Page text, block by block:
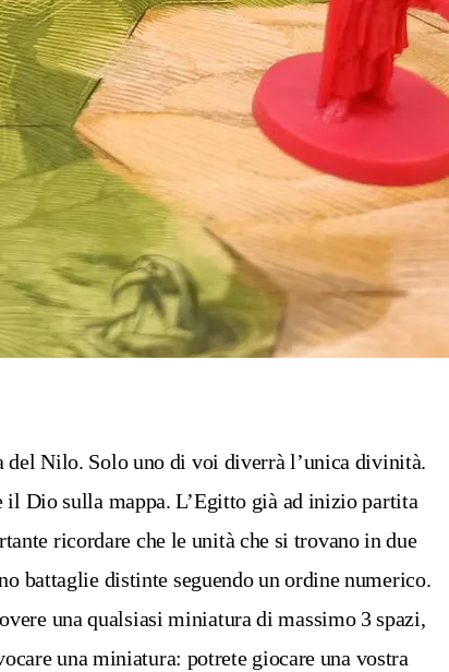
Nilo. Solo uno di voi diverrà l’unica divinità.
il Dio sulla mappa. L’Egitto già ad inizio partita
ricordare che le unità che si trovano in due
battaglie distinte seguendo un ordine numerico.
una qualsiasi miniatura di massimo 3 spazi,
una miniatura: potrete giocare una vostra